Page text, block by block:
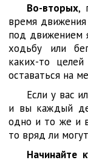
Во-вторых,
время
под движением
ходьбу или
каких-то
оставаться на
Если у вас
и вы каждый
одно и то же и
то вряд ли
Начинайте